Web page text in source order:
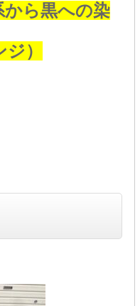
から黒への染
）